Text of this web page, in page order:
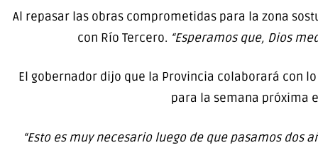
Al repasar las obras comprometidas para la zona
con Río Tercero. “Esperamos que, Dios
El gobernador dijo que la Provincia colaborará con
para la semana próxima
“Esto es muy necesario luego de que pasamos